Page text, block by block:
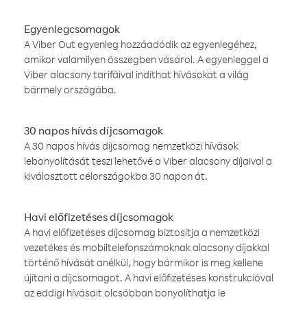
Egyenlegcsomagok
A Viber Out egyenleg hozzáadódik az egyenlegéhez,
amikor valamilyen összegben vásárol. A egyenleggel a
Viber alacsony tarifáival indíthat hívásokat a világ
bármely országába.
30 napos hívás díjcsomagok
A 30 napos hívás díjcsomag nemzetközi hívások
lebonyolítását teszi lehetővé a Viber alacsony díjaival a
kiválasztott célországokba 30 napon át.
Havi előfizetéses díjcsomagok
A havi előfizetéses díjcsomag biztosítja a nemzetközi
vezetékes és mobiltelefonszámoknak alacsony díjakkal
történő hívását anélkül, hogy bármikor is meg kellene
újítani a díjcsomagot. A havi előfizetéses konstrukcióval
az eddigi hívásait olcsóbban bonyolíthatja le